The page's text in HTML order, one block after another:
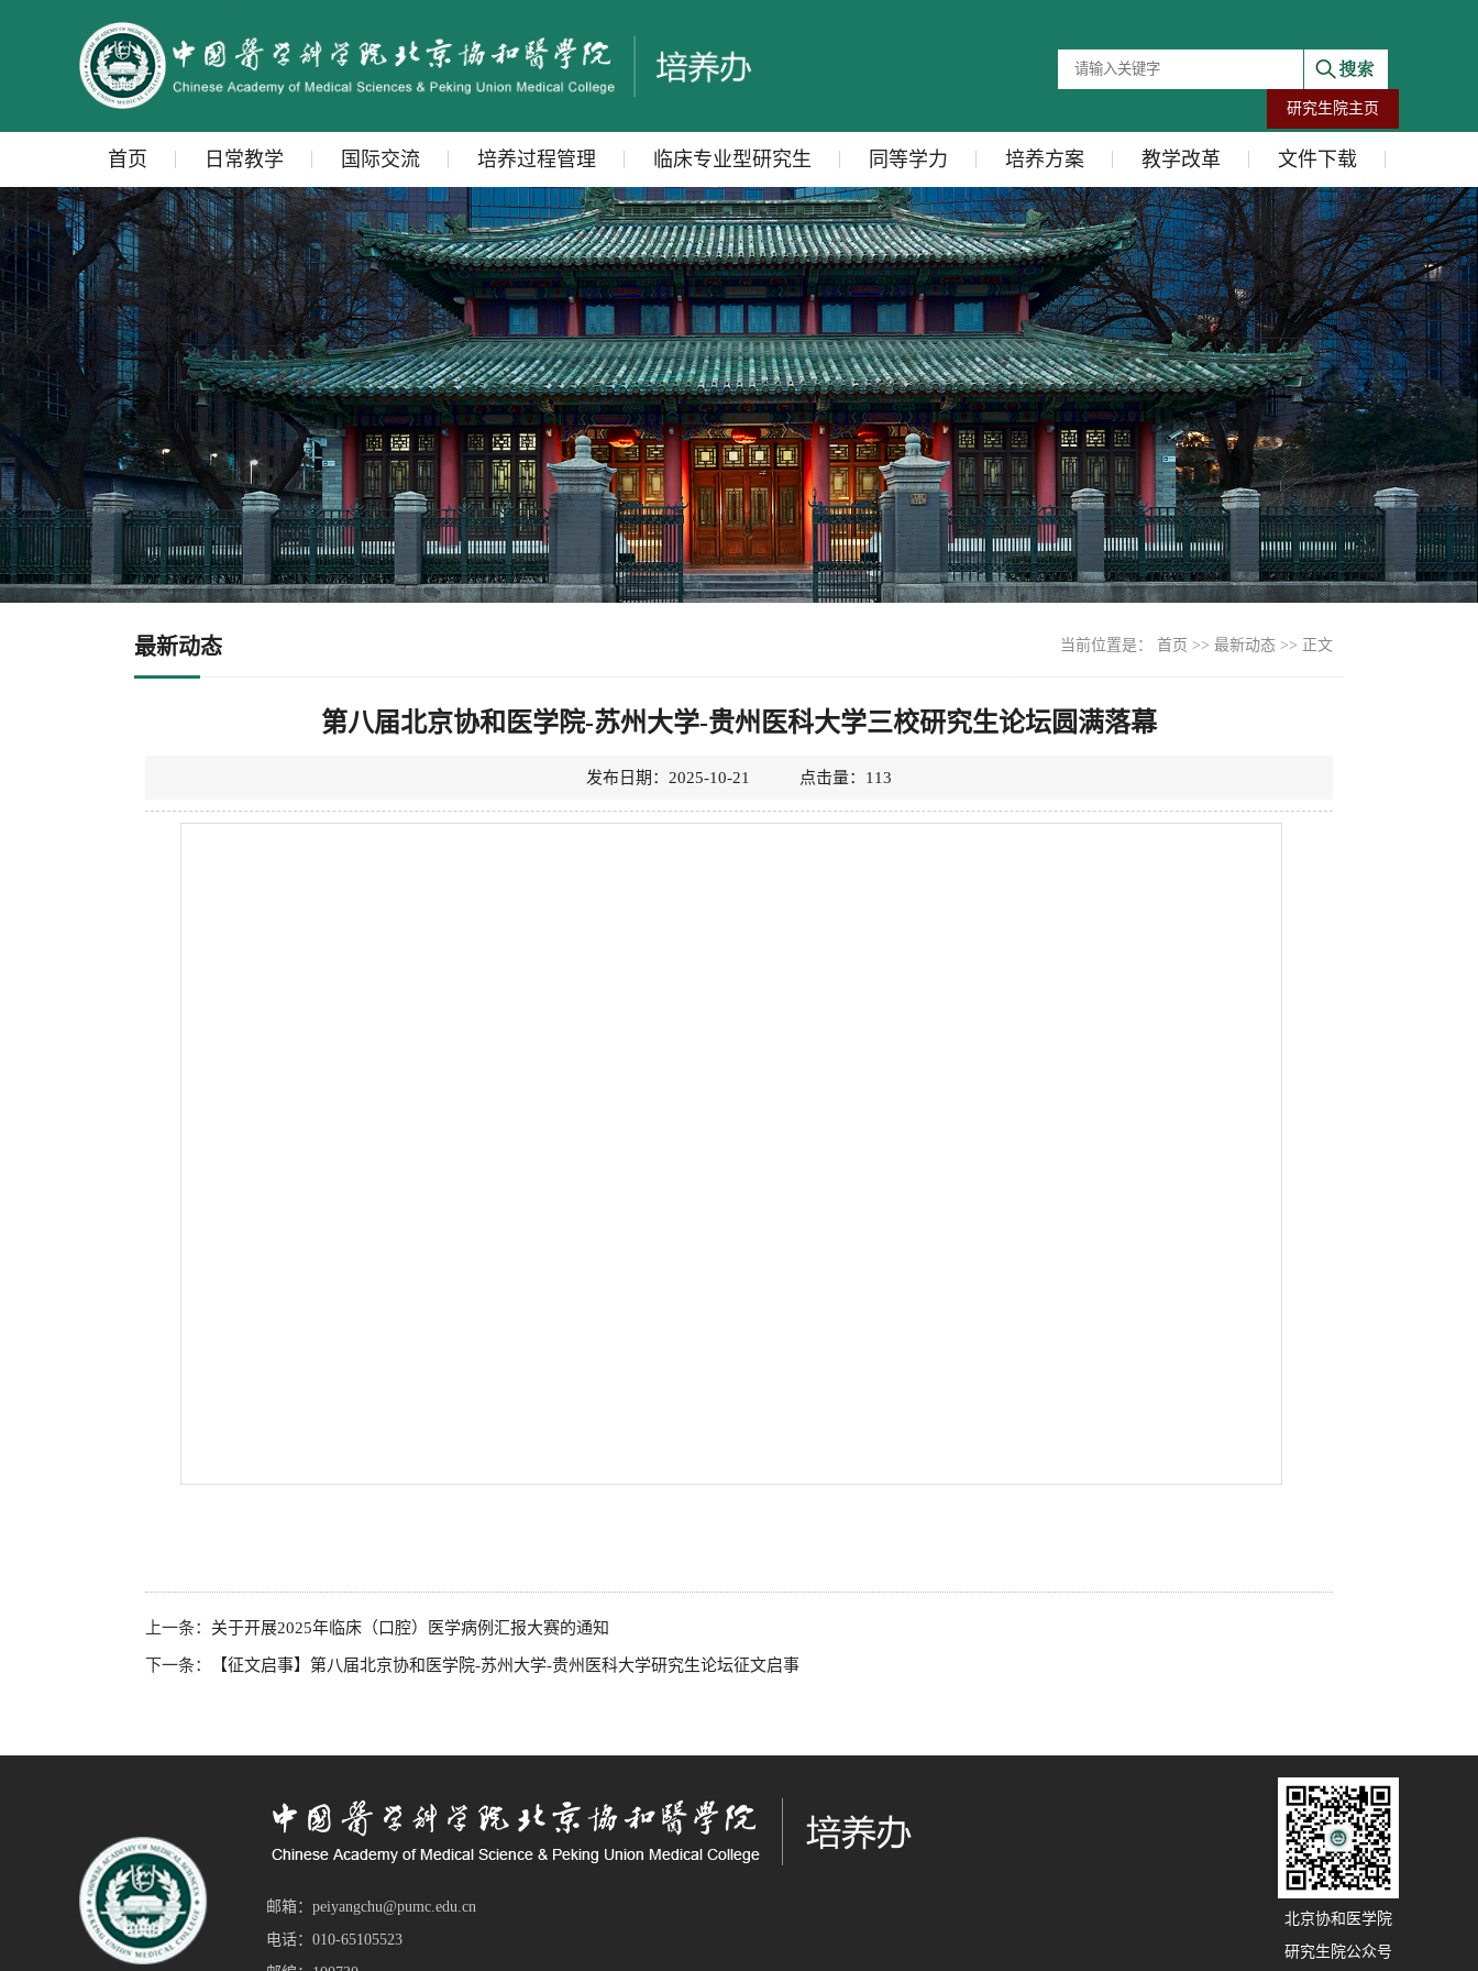
研究生院主页
首页 日常教学 国际交流 培养过程管理 临床专业型研究生 同等学力 培养方案 教学改革 文件下载
最新动态 当前位置是： 首页 >> 最新动态 >> 正文
第八届北京协和医学院-苏州大学-贵州医科大学三校研究生论坛圆满落幕
发布日期：2025-10-21 点击量： 113
上一条： 关于开展2025年临床（口腔）医学病例汇报大赛的通知
下一条： 【征文启事】第八届北京协和医学院-苏州大学-贵州医科大学研究生论坛征文启事
邮箱：peiyangchu@pumc.edu.cn
电话：010-65105523
北京协和医学院
研究生院公众号